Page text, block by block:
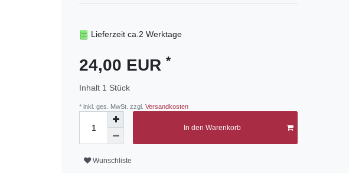
Lieferzeit ca.2 Werktage
24,00 EUR *
Inhalt 1 Stück
* inkl. ges. MwSt. zzgl. Versandkosten
In den Warenkorb
Wunschliste